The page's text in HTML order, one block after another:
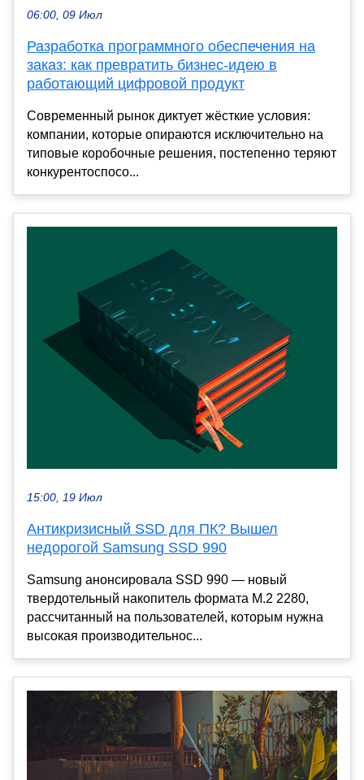
06:00, 09 Июл
Разработка программного обеспечения на
заказ: как превратить бизнес-идею в
работающий цифровой продукт
Современный рынок диктует жёсткие условия:
компании, которые опираются исключительно на
типовые коробочные решения, постепенно теряют
конкурентоспосо...
15:00, 19 Июл
Антикризисный SSD для ПК? Вышел
недорогой Samsung SSD 990
Samsung анонсировала SSD 990 — новый
твердотельный накопитель формата M.2 2280,
рассчитанный на пользователей, которым нужна
высокая производительнос...